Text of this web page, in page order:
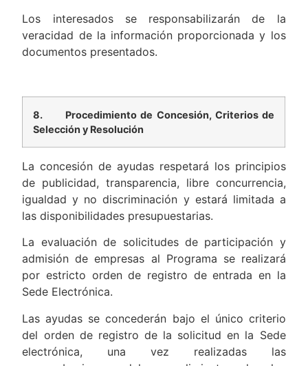
Los interesados se responsabilizarán de la
veracidad de la información proporcionada y los
documentos presentados.
8. Procedimiento de Concesión, Criterios de
Selección y Resolución
La concesión de ayudas respetará los principios
de publicidad, transparencia, libre concurrencia,
igualdad y no discriminación y estará limitada a
las disponibilidades presupuestarias.
La evaluación de solicitudes de participación y
admisión de empresas al Programa se realizará
por estricto orden de registro de entrada en la
Sede Electrónica.
Las ayudas se concederán bajo el único criterio
del orden de registro de la solicitud en la Sede
electrónica, una vez realizadas las